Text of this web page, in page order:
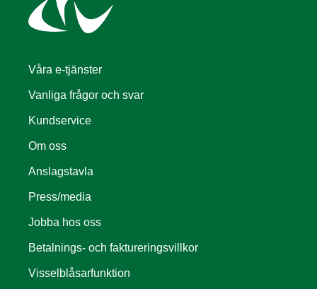
Våra e-tjänster
Vanliga frågor och svar
Kundservice
Om oss
Anslagstavla
Press/media
Jobba hos oss
Betalnings- och faktureringsvillkor
Visselblåsarfunktion